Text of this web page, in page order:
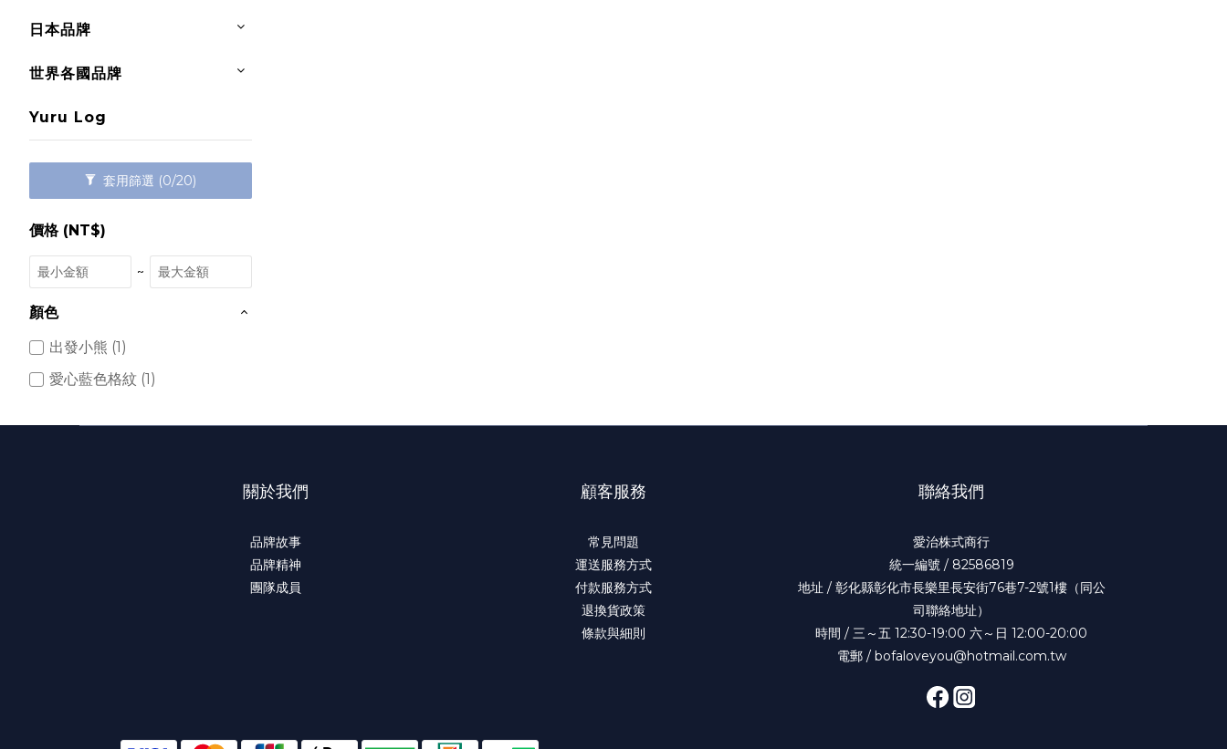
日本品牌
世界各國品牌
Yuru Log
套用篩選 (0/20)
價格 (NT$)
~
顏色
出發小熊 (1)
愛心藍色格紋 (1)
關於我們
品牌故事
品牌精神
團隊成員
顧客服務
常見問題
運送服務方式
付款服務方式
退換貨政策
條款與細則
聯絡我們
愛治株式商行
統一編號 / 82586819
地址 / 彰化縣彰化市長樂里長安街76巷7-2號1樓（同公
司聯絡地址）
時間 / 三～五 12:30-19:00 六～日 12:00-20:00
電郵 / bofaloveyou@hotmail.com.tw